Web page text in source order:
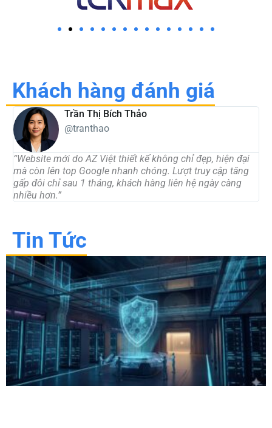
Khách hàng đánh giá
Trần Thị Bích Thảo
@tranthao
“Website mới do AZ Việt thiết kế không chỉ đẹp, hiện đại
mà còn lên top Google nhanh chóng. Lượt truy cập tăng
gấp đôi chỉ sau 1 tháng, khách hàng liên hệ ngày càng
nhiều hơn.”
Tin Tức